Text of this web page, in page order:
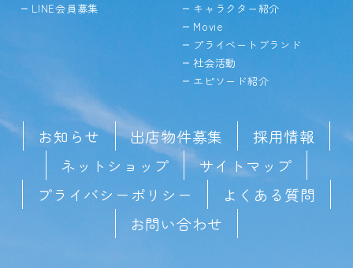
LINE会員募集
キャラクター紹介
Movie
プライベートブランド
社会活動
エピソード紹介
お知らせ 出店物件募集
採用情報
ネットショップ
サイトマップ
プライバシーポリシー
よくある質問
お問い合わせ